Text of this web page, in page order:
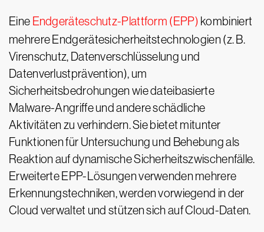
Eine Endgeräteschutz-Plattform (EPP) kombiniert
mehrere Endgerätesicherheitstechnologien (z. B.
Virenschutz, Datenverschlüsselung und
Datenverlustprävention), um
Sicherheitsbedrohungen wie dateibasierte
Malware-Angriffe und andere schädliche
Aktivitäten zu verhindern. Sie bietet mitunter
Funktionen für Untersuchung und Behebung als
Reaktion auf dynamische Sicherheitszwischenfälle.
Erweiterte EPP-Lösungen verwenden mehrere
Erkennungstechniken, werden vorwiegend in der
Cloud verwaltet und stützen sich auf Cloud-Daten.